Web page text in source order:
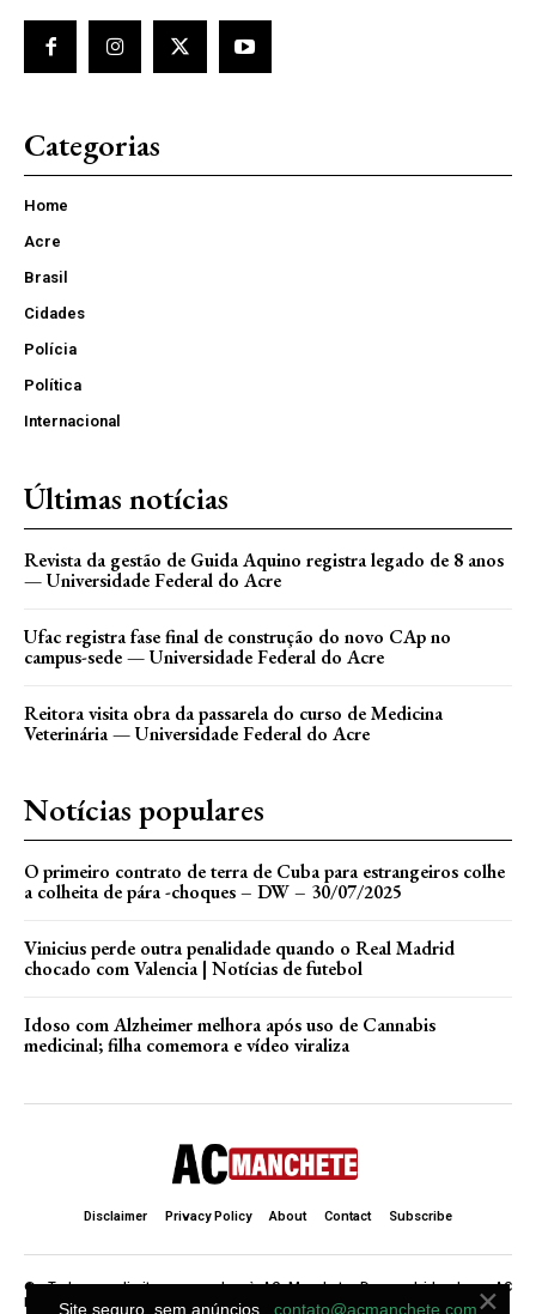
Categorias
Home
Acre
Brasil
Cidades
Polícia
Política
Internacional
Últimas notícias
Revista da gestão de Guida Aquino registra legado de 8 anos
— Universidade Federal do Acre
Ufac registra fase final de construção do novo CAp no
campus-sede — Universidade Federal do Acre
Reitora visita obra da passarela do curso de Medicina
Veterinária — Universidade Federal do Acre
Notícias populares
O primeiro contrato de terra de Cuba para estrangeiros colhe
a colheita de pára -choques – DW – 30/07/2025
Vinicius perde outra penalidade quando o Real Madrid
chocado com Valencia | Notícias de futebol
Idoso com Alzheimer melhora após uso de Cannabis
medicinal; filha comemora e vídeo viraliza
Disclaimer Privacy Policy About Contact Subscribe
©. Todos os direitos reservados à AC Manchete. Desenvolvido de ♥ AC
Manchete .Site seguro, sem anúncios. contato@acmanchete.com×